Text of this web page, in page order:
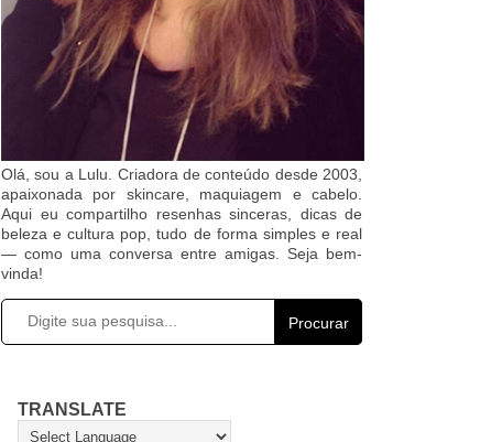
Olá, sou a Lulu. Criadora de conteúdo desde 2003,
apaixonada por skincare, maquiagem e cabelo.
Aqui eu compartilho resenhas sinceras, dicas de
beleza e cultura pop, tudo de forma simples e real
— como uma conversa entre amigas. Seja bem-
vinda!
Procurar
TRANSLATE